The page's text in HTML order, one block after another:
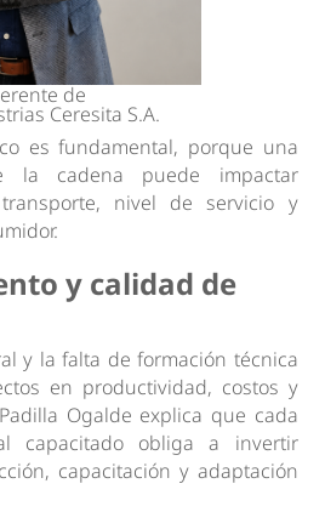
de
Ceresita S.A.
es fundamental, porque una
la cadena puede impactar
nivel de servicio y
y calidad de
y la falta de formación técnica
en productividad, costos y
Ogalde explica que cada
capacitado obliga a invertir
capacitación y adaptación